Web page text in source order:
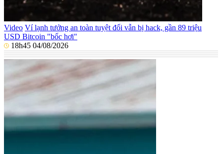
Video Ví lạnh tưởng an toàn tuyệt đối vẫn bị hack, gần 89 triệu
USD Bitcoin "bốc hơi"
18h45 04/08/2026